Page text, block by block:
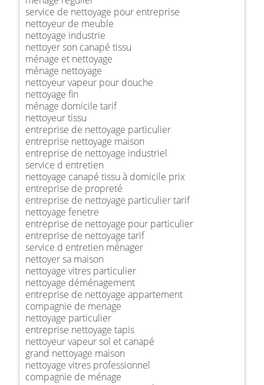
service de nettoyage pour entreprise
nettoyeur de meuble
nettoyage industrie
nettoyer son canapé tissu
ménage et nettoyage
ménage nettoyage
nettoyeur vapeur pour douche
nettoyage fin
ménage domicile tarif
nettoyeur tissu
entreprise de nettoyage particulier
entreprise nettoyage maison
entreprise de nettoyage industriel
service d entretien
nettoyage canapé tissu à domicile prix
entreprise de propreté
entreprise de nettoyage particulier tarif
nettoyage fenetre
entreprise de nettoyage pour particulier
entreprise de nettoyage tarif
service d entretien ménager
nettoyer sa maison
nettoyage vitres particulier
nettoyage déménagement
entreprise de nettoyage appartement
compagnie de menage
nettoyage particulier
entreprise nettoyage tapis
nettoyeur vapeur sol et canapé
grand nettoyage maison
nettoyage vitres professionnel
compagnie de ménage